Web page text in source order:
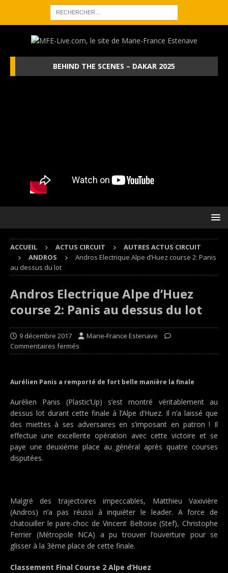
BEHIND THE SCENES – DAKAR 2025
ACCUEIL ACTUS CIRCUIT
AUTRES ACTUS CIRCUIT
ANDROS
Andros Electrique Alpe d’Huez course 2: Panis
au dessus du lot
Andros Electrique Alpe d’Huez
course 2: Panis au dessus du lot
9 décembre 2017
Marie-France Estenave
Commentaires fermés
Aurélien Panis a remporté de fort belle manière la finale
Aurélien Panis (Plastic’Up) s’est montré véritablement au
dessus lot durant cette finale à l’Alpe d’Huez. Il n’a laissé que
des miettes à ses adversaires en s’imposant en patron ! Il
effectue une excellente opération avec cette victoire et se
paye une deuxième place au général après quatre courses
disputées.
Malgré des trajectoires impeccables, Matthieu Vaxivière
(Andros) n’a pas réussi à inquiéter le leader. A force de
chatouiller le pare-choc de Vincent Beltoise (Stef), Christophe
Ferrier (Métropole NCA) a pu trouver l’ouverture pour se
glisser à la 3ème place de cette finale.
Classement Final Course 2 Alpe d’Huez